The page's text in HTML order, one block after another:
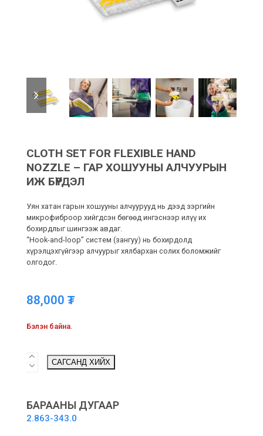
slide
slide
CLOTH SET FOR FLEXIBLE HAND
NOZZLE – ГАР ХОШУУНЫ АЛЧУУРЫН
ИЖ БҮРДЭЛ
Уян хатан гарын хошууны алчуурууд нь дээд зэргийн
микрофиброор хийгдсэн бөгөөд ингэснээр илүү их
бохирдлыг шингээж авдаг.
“Hook-and-loop” систем (зангуу) нь бохирдолд
хүрэлцэхгүйгээр алчуурыг хялбархан солих боломжийг
олгодог.
88,000 ₮
Бэлэн байна.
Cloth
set
hand
nozzle
-
САГСАНД ХИЙХ
БАРААНЫ ДУГААР
2.863-343.0